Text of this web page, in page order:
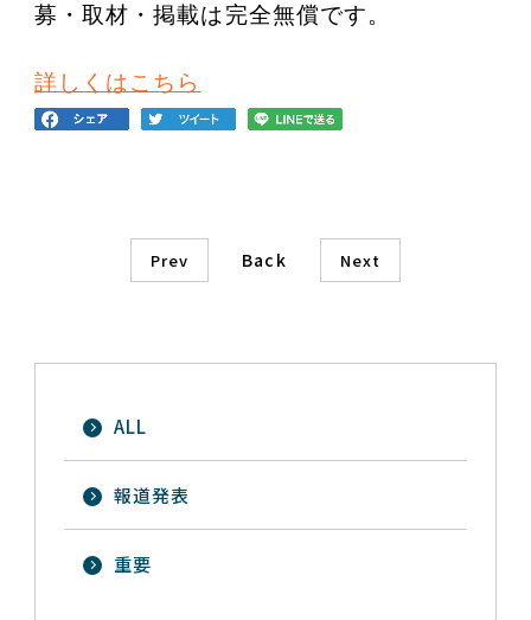
募・取材・掲載は完全無償です。
詳しくはこちら
Prev Back Next
ALL
報道発表
重要